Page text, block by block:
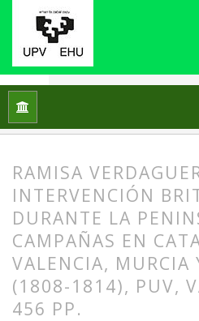
Inicio Núm. 73
RAMISA
INTERVENCIÓN
DURANTE LA
CAMPAÑAS EN
VALENCIA, MURCIA
(1808-1814), PUV,
456 PP.